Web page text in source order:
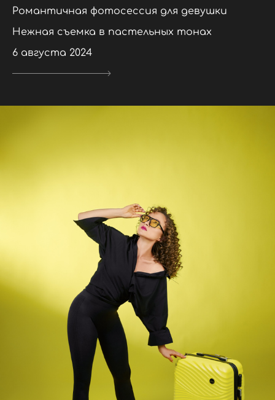
Романтичная фотосессия для девушки
Нежная съемка в пастельных тонах
6 августа 2024